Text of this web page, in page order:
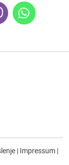
| Impressum |